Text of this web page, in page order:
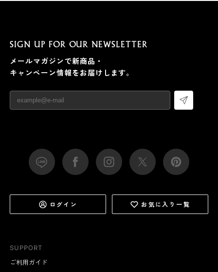
SUPPORT
ご利用ガイド
SIGN UP FOR OUR NEWSLETTER
メールマガジンで新商品・
キャンペーン情報をお届けします。
ログイン お気に入り一覧